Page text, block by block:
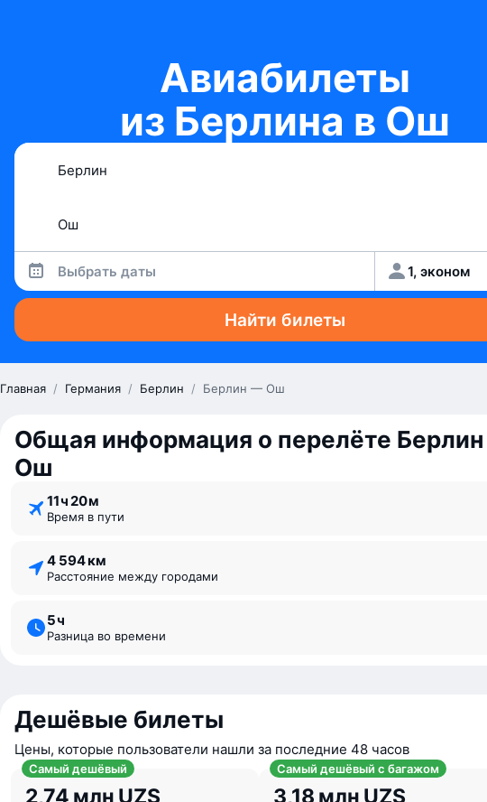
Авиабилеты
из Берлина в Ош
Выбрать даты 1, эконом
Найти билеты
Главная / Германия / Берлин / Берлин — Ош
Общая информация о перелёте
Ош
11 ⁠ч 20 ⁠м
Время в пути
4 594 км
Расстояние между городами
5 ⁠ч
Разница во времени
Дешёвые билеты
Цены, которые пользователи нашли за последние 48 часов
Самый дешёвый
2,74 млн UZS
Самый дешёвый с багажом
3,18 млн UZS